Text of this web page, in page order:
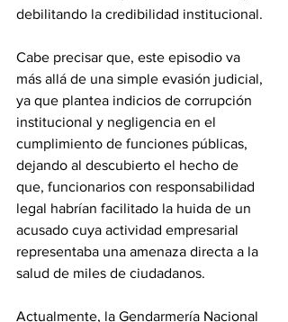
debilitando la credibilidad institucional.
Cabe precisar que, este episodio va
más allá de una simple evasión judicial,
ya que plantea indicios de corrupción
institucional y negligencia en el
cumplimiento de funciones públicas,
dejando al descubierto el hecho de
que, funcionarios con responsabilidad
legal habrían facilitado la huida de un
acusado cuya actividad empresarial
representaba una amenaza directa a la
salud de miles de ciudadanos.
Actualmente, la Gendarmería Nacional